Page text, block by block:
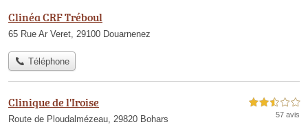
Clinéa CRF Tréboul
65 Rue Ar Veret, 29100 Douarnenez
Téléphone
Clinique de l'Iroise
Route de Ploudalmézeau, 29820 Bohars
2,5 étoiles sur 5
57 avis